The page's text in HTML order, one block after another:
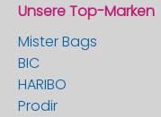
Unsere Top-Marken
Mister Bags
BIC
HARIBO
Prodir